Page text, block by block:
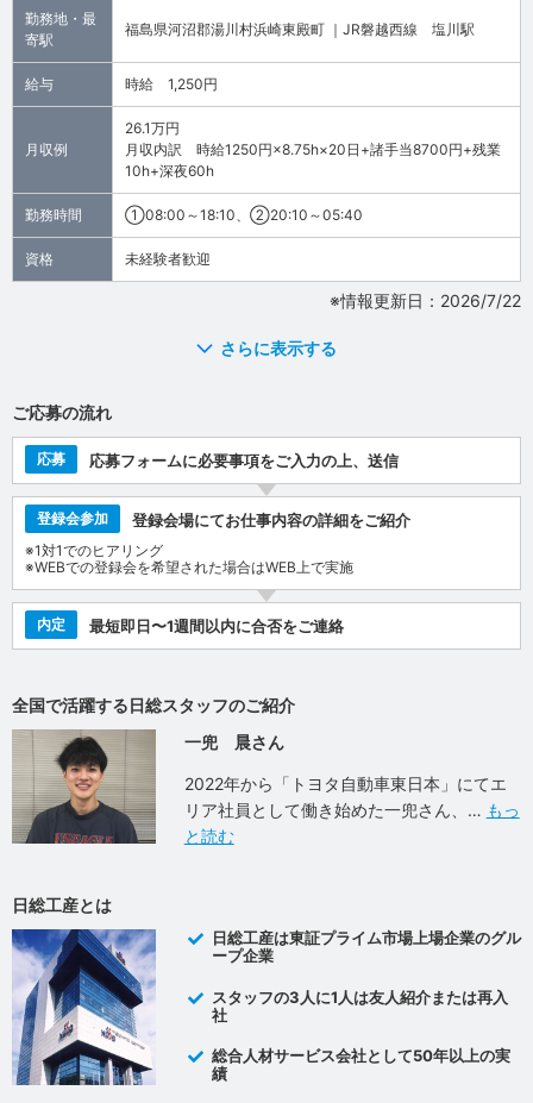
勤務地・最
寄駅
福島県河沼郡湯川村浜崎東殿町 ｜JR磐越西線 塩川駅
給与 時給 1,250円
月収例
26.1万円
月収内訳 時給1250円×8.75h×20日+諸手当8700円+残業
10h+深夜60h
勤務時間 ①08:00～18:10、②20:10～05:40
資格 未経験者歓迎
※情報更新日：2026/7/22
さらに表示する
ご応募の流れ
応募 応募フォームに必要事項をご入力の上、送信
登録会参加 登録会場にてお仕事内容の詳細をご紹介
※1対1でのヒアリング
※WEBでの登録会を希望された場合はWEB上で実施
内定 最短即日〜1週間以内に合否をご連絡
全国で活躍する日総スタッフのご紹介
一兜 晨さん
2022年から「トヨタ自動車東日本」にてエ
リア社員として働き始めた一兜さん、
もっ
と読む
日総工産とは
日総工産は東証プライム市場上場企業のグル
ープ企業
スタッフの3人に1人は友人紹介または再入
社
総合人材サービス会社として50年以上の実
績